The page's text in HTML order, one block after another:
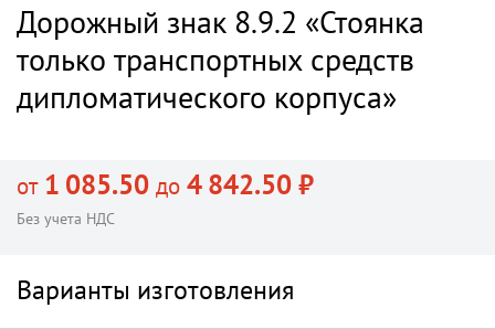
Дорожный знак 8.9.2 «Стоянка
только транспортных средств
дипломатического корпуса»
от1 085.50 до 4 842.50 ₽
Без учета НДС
Варианты изготовления